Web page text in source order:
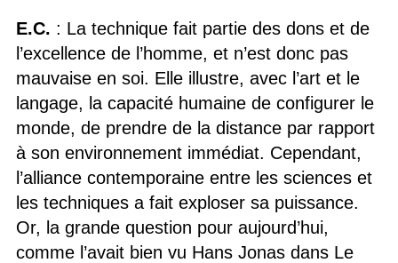
E.C. : La technique fait partie des dons et de
l’excellence de l’homme, et n’est donc pas
mauvaise en soi. Elle illustre, avec l’art et le
langage, la capacité humaine de configurer le
monde, de prendre de la distance par rapport
à son environnement immédiat. Cependant,
l’alliance contemporaine entre les sciences et
les techniques a fait exploser sa puissance.
Or, la grande question pour aujourd’hui,
comme l’avait bien vu Hans Jonas dans Le